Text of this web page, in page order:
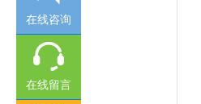
在线咨询
在线留言